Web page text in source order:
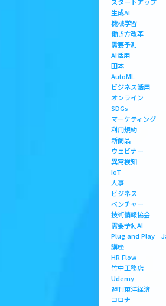
スタートアップ
生成AI
機械学習
働き方改革
需要予測
AI活用
田本
AutoML
ビジネス活用
オンライン
SDGs
マーケティング
利用規約
新商品
ウェビナー
異常検知
IoT
人事
ビジネス
ベンチャー
技術情報協会
需要予測AI
Plug and Play
講座
HR Flow
竹中工務店
Udemy
週刊東洋経済
コロナ